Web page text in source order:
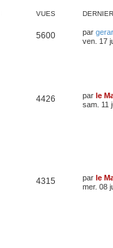
VUES
5600 par
ven. 17
4426 par le
sam. 11
4315 par le
mer. 08